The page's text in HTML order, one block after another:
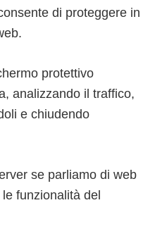
di proteggere in
protettivo
analizzando il traffico,
e chiudendo
se parliamo di web
funzionalità del